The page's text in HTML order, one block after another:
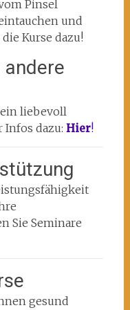
Pinsel
und
Kurse dazu!
andere
liebevoll
dazu: Hier!
Sie Seminare
gesund